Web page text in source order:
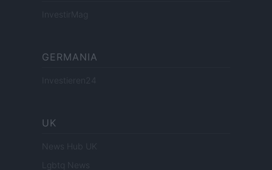
InvestirMag
GERMANIA
Investieren24
UK
News Hub UK
Lgbtq News